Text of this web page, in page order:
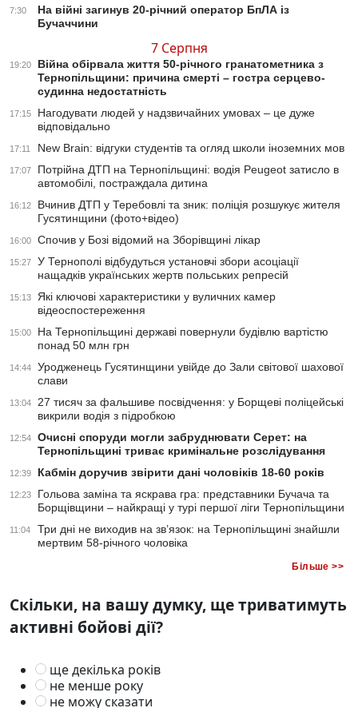
7:30
На війні загинув 20-річний оператор БпЛА із
Бучаччини
7 Серпня
19:20
Війна обірвала життя 50-річного гранатометника з
Тернопільщини: причина смерті – гостра серцево-
судинна недостатність
17:15
Нагодувати людей у надзвичайних умовах – це дуже
відповідально
17:11 New Brain: відгуки студентів та огляд школи іноземних мов
17:07
Потрійна ДТП на Тернопільщині: водія Peugeot затисло в
автомобілі, постраждала дитина
16:12
Вчинив ДТП у Теребовлі та зник: поліція розшукує жителя
Гусятинщини (фото+відео)
16:00 Спочив у Бозі відомий на Зборівщині лікар
15:27
У Тернополі відбудуться установчі збори асоціації
нащадків українських жертв польських репресій
15:13
Які ключові характеристики у вуличних камер
відеоспостереження
15:00
На Тернопільщині державі повернули будівлю вартістю
понад 50 млн грн
14:44
Уродженець Гусятинщини увійде до Зали світової шахової
слави
13:04
27 тисяч за фальшиве посвідчення: у Борщеві поліцейські
викрили водія з підробкою
12:54
Очисні споруди могли забруднювати Серет: на
Тернопільщині триває кримінальне розслідування
12:39 Кабмін доручив звірити дані чоловіків 18-60 років
12:23
Гольова заміна та яскрава гра: представники Бучача та
Борщівщини – найкращі у турі першої ліги Тернопільщини
11:04
Три дні не виходив на зв’язок: на Тернопільщині знайшли
мертвим 58-річного чоловіка
Більше >>
Скільки, на вашу думку, ще триватимуть
активні бойові дії?
ще декілька років
не менше року
не можу сказати